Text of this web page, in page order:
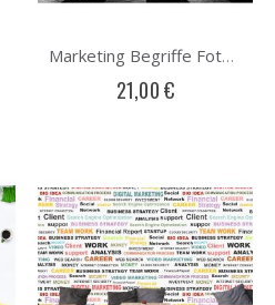
Marketing Begriffe Fototapete
21,00 €